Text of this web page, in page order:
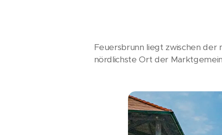
Feuersbrunn liegt zwischen der
nördlichste Ort der